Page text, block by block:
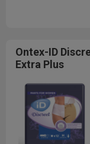
Ontex-ID
Extra Plus